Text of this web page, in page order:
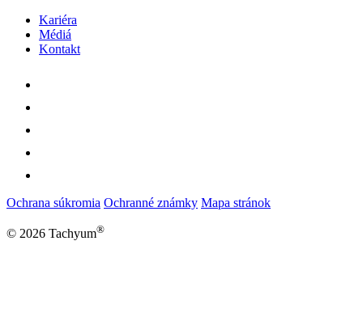
Kariéra
Médiá
Kontakt
Ochrana súkromia Ochranné známky Mapa stránok
© 2026 Tachyum®